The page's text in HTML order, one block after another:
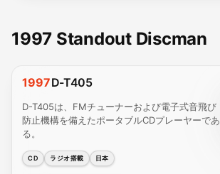
1997 Standout Discman
1997D-T405
D-T405は、FMチューナーおよび電子式音飛び
防止機構を備えたポータブルCDプレーヤーであ
る。
CD ラジオ搭載 日本